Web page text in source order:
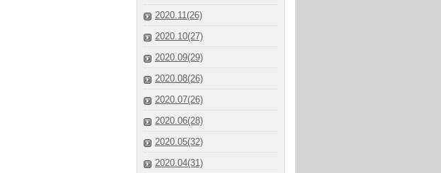
2020.11(26)
2020.10(27)
2020.09(29)
2020.08(26)
2020.07(26)
2020.06(28)
2020.05(32)
2020.04(31)